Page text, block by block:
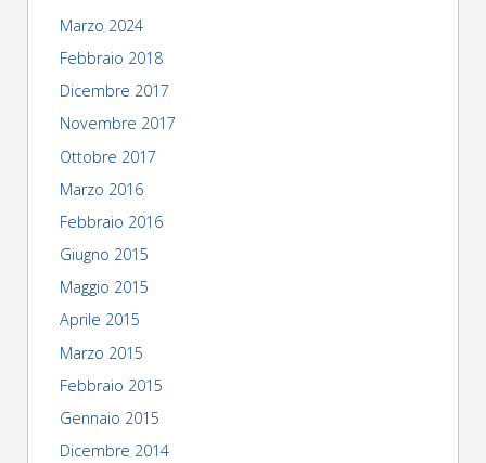
Marzo 2024
Febbraio 2018
Dicembre 2017
Novembre 2017
Ottobre 2017
Marzo 2016
Febbraio 2016
Giugno 2015
Maggio 2015
Aprile 2015
Marzo 2015
Febbraio 2015
Gennaio 2015
Dicembre 2014